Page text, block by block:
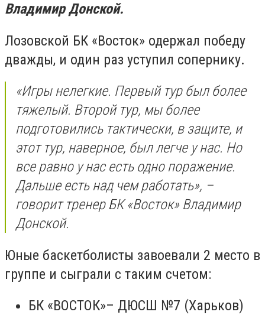
Владимир Донской.
Лозовской БК «Восток» одержал победу
дважды, и один раз уступил сопернику.
«Игры нелегкие. Первый тур был более
тяжелый. Второй тур, мы более
подготовились тактически, в защите, и
этот тур, наверное, был легче у нас. Но
все равно у нас есть одно поражение.
Дальше есть над чем работать», –
говорит тренер БК «Восток» Владимир
Донской.
Юные баскетболисты завоевали 2 место в
группе и сыграли с таким счетом:
БК «ВОСТОК»– ДЮСШ №7 (Харьков)